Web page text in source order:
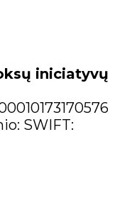
iniciatyvų
SWIFT: